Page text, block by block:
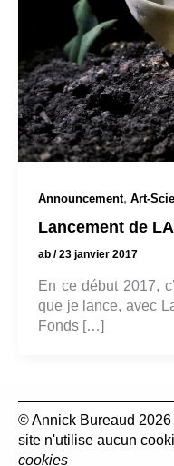
Announcement, Art-
Lancement de
ab /23 janvier 2017
En ce début 2017,
que je lance, avec
Fonds […]
© Annick Bureaud 2026
site n'utilise aucun
cookies